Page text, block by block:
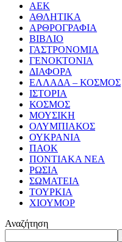
ΑΕΚ
ΑΘΛΗΤΙΚΑ
ΑΡΘΡΟΓΡΑΦΙΑ
ΒΙΒΛΙΟ
ΓΑΣΤΡΟΝΟΜΙΑ
ΓΕΝΟΚΤΟΝΙΑ
ΔΙΑΦΟΡΑ
ΕΛΛΑΔΑ – ΚΟΣΜΟΣ
ΙΣΤΟΡΙΑ
ΚΟΣΜΟΣ
ΜΟΥΣΙΚΗ
ΟΛΥΜΠΙΑΚΟΣ
ΟΥΚΡΑΝΙΑ
ΠΑΟΚ
ΠΟΝΤΙΑΚΑ ΝΕΑ
ΡΩΣΙΑ
ΣΩΜΑΤΕΙΑ
ΤΟΥΡΚΙΑ
ΧΙΟΥΜΟΡ
Αναζήτηση